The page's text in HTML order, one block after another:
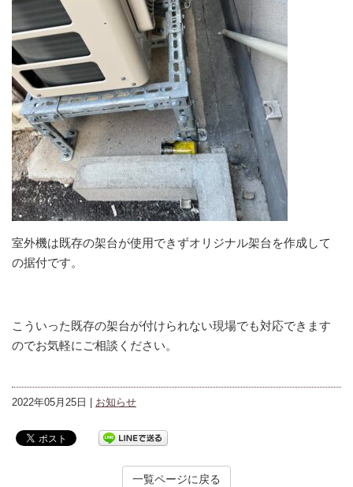
室外機は既存の架台が使用できずオリジナル架台を作成して
の据付です。
こういった既存の架台が付けられない現場でも対応できます
のでお気軽にご相談ください。
2022年05月25日 | お知らせ
一覧ページに戻る